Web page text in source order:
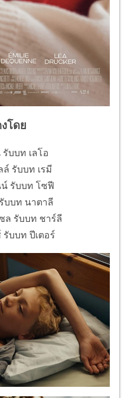
โดย
รับบท เลโอ
ล์ รับบท เรมี
น์ รับบท โซฟี
บบท นาตาลี
ล รับบท ชาร์ลี
รับบท ปีเตอร์